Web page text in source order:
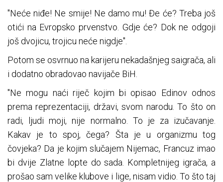
"Neće niđe! Ne smije! Ne damo mu! Đe će? Treba još
otići na Evropsko prvenstvo. Gdje će? Dok ne odgoji
još dvojicu, trojicu neće nigdje".
Potom se osvrnuo na karijeru nekadašnjeg saigrača, ali
i dodatno obradovao navijače BiH.
"Ne mogu naći riječ kojim bi opisao Edinov odnos
prema reprezentaciji, državi, svom narodu. To što on
radi, ljudi moji, nije normalno. To je za izučavanje.
Kakav je to spoj, čega? Šta je u organizmu tog
čovjeka? Da je kojim slučajem Nijemac, Francuz imao
bi dvije Zlatne lopte do sada. Kompletnijeg igrača, a
prošao sam velike klubove i lige, nisam vidio. To što taj